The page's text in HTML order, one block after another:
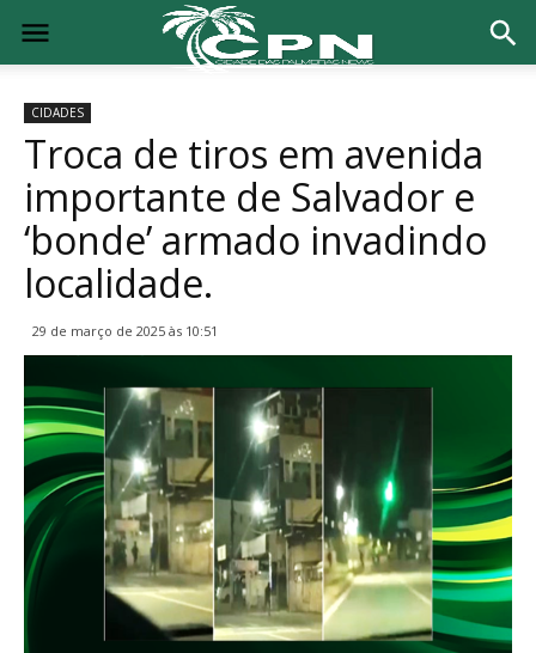
CIDADES
Troca de tiros em avenida
importante de Salvador e
‘bonde’ armado invadindo
localidade.
29 de março de 2025 às 10:51